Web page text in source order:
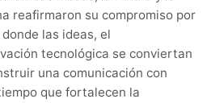
reafirmaron su compromiso por
las ideas, el
tecnológica se conviertan
una comunicación con
que fortalecen la